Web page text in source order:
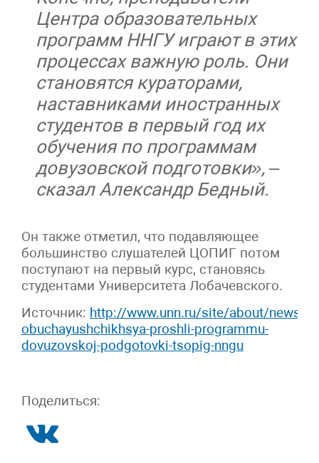
Центра образовательных
программ ННГУ играют в этих
процессах важную роль. Они
становятся кураторами,
наставниками иностранных
студентов в первый год их
обучения по программам
довузовской подготовки», –
сказал Александр Бедный.
Он также отметил, что подавляющее
большинство слушателей ЦОПИГ потом
поступают на первый курс, становясь
студентами Университета Лобачевского.
Источник: http://www.unn.ru/site/about/news/
obuchayushchikhsya-proshli-programmu-
dovuzovskoj-podgotovki-tsopig-nngu
Поделиться: